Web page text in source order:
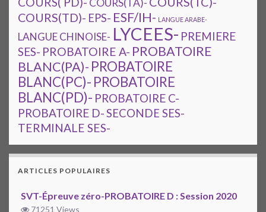
COURS(TA)-
COURS(TD)- EPS- ESF/IH- LANGUE ARABE-
LANGUE CHINOISE- LYCEES- PREMIERE
SES- PROBATOIRE A- PROBATOIRE
BLANC(PA)- PROBATOIRE
BLANC(PC)- PROBATOIRE
BLANC(PD)- PROBATOIRE C-
PROBATOIRE D-SECONDE SES-
TERMINALE SES-
ARTICLES POPULAIRES
SVT-Épreuve zéro-PROBATOIRE D : Session 2020
71251 Views